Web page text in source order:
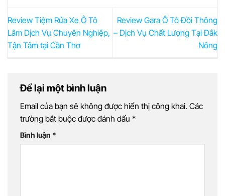
Review Tiệm Rửa Xe Ô Tô
Lâm Dịch Vụ Chuyên Nghiệp,
Tận Tâm tại Cần Thơ
Review Gara Ô Tô Đồi Thông
– Dịch Vụ Chất Lượng Tại Đắk
Nông
Để lại một bình luận
Email của bạn sẽ không được hiển thị công khai. Các
trường bắt buộc được đánh dấu *
Bình luận *